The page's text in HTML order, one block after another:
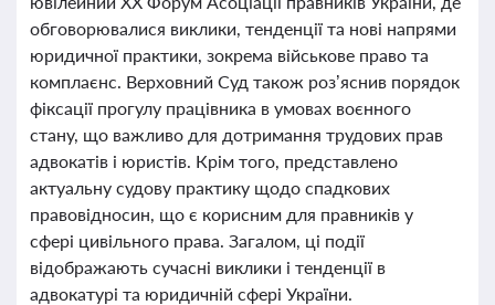
обговорювалися виклики, тенденції та нові напрями
юридичної практики, зокрема військове право та
комплаєнс. Верховний Суд також роз’яснив порядок
фіксації прогулу працівника в умовах воєнного
стану, що важливо для дотримання трудових прав
адвокатів і юристів. Крім того, представлено
актуальну судову практику щодо спадкових
правовідносин, що є корисним для правників у
сфері цивільного права. Загалом, ці події
відображають сучасні виклики і тенденції в
адвокатурі та юридичній сфері України.